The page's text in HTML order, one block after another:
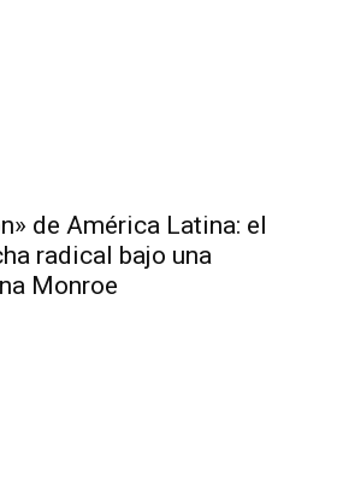
de América Latina: el
radical bajo una
Monroe